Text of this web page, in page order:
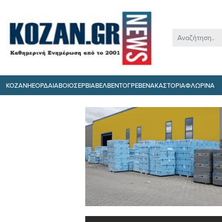
ΚΟΖΑΝΗΕΟΡΔΑΙΑΒΟΙΟΣΕΡΒΙΑΒΕΛΒΕΝΤΟΓΡΕΒΕΝΑΚΑΣΤΟΡΙΑΦΛΩΡΙΝΑ